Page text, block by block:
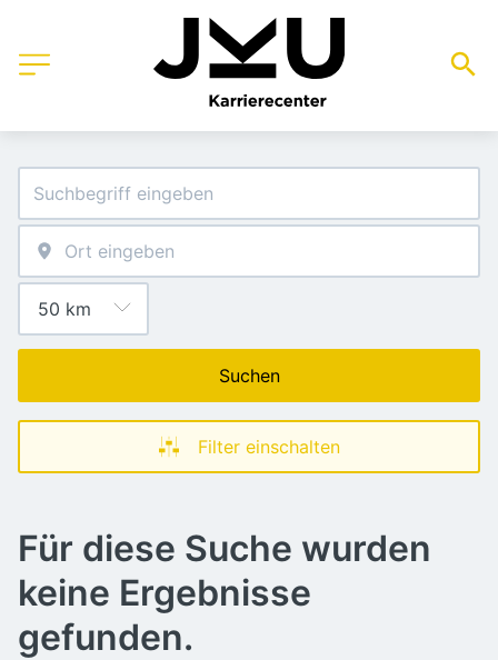
Suchen
Filter einschalten
Für diese Suche wurden
keine Ergebnisse
gefunden.